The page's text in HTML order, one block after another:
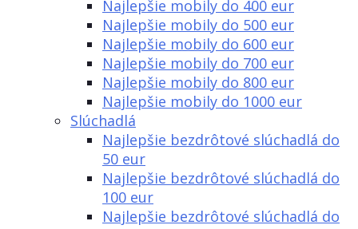
Najlepšie mobily do 400 eur
Najlepšie mobily do 500 eur
Najlepšie mobily do 600 eur
Najlepšie mobily do 700 eur
Najlepšie mobily do 800 eur
Najlepšie mobily do 1000 eur
Slúchadlá
Najlepšie bezdrôtové slúchadlá do
50 eur
Najlepšie bezdrôtové slúchadlá do
100 eur
Najlepšie bezdrôtové slúchadlá do